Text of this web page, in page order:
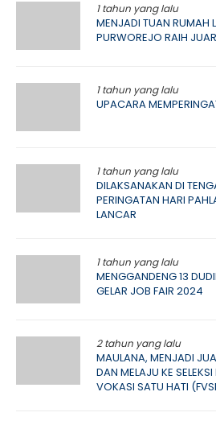
1 tahun yang lalu
MENJADI TUAN RUMAH
PURWOREJO RAIH
1 tahun yang lalu
UPACARA
1 tahun yang lalu
DILAKSANAKAN DI
PERINGATAN HARI
LANCAR
1 tahun yang lalu
MENGGANDENG 13
GELAR JOB FAIR 2024
2 tahun yang lalu
MAULANA, MENJADI
DAN MELAJU KE
VOKASI SATU HATI